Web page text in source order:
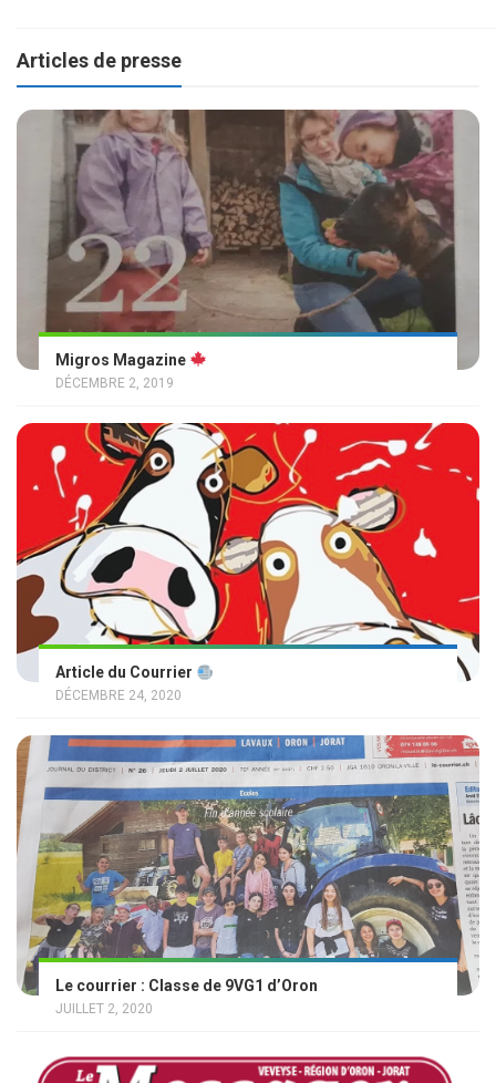
Articles de presse
Migros Magazine
DÉCEMBRE 2, 2019
Article du Courrier
DÉCEMBRE 24, 2020
Le courrier : Classe de 9VG1 d’Oron
JUILLET 2, 2020